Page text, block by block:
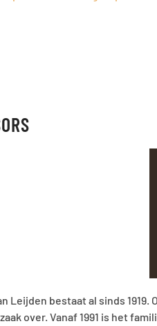
Leijden bestaat al sinds
over. Vanaf 1991 is het